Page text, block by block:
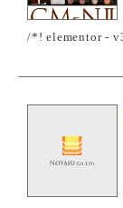
/*! elementor -